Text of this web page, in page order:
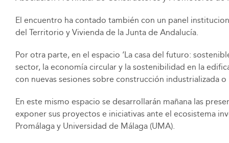
El encuentro ha contado también con un panel
del Territorio y Vivienda de la Junta de Andalucía.
Por otra parte, en el espacio ‘La casa del futuro:
sector, la economía circular y la sostenibilidad en la
con nuevas sesiones sobre construcción industrializada
En este mismo espacio se desarrollarán mañana las
exponer sus proyectos e iniciativas ante el ecosistema
Promálaga y Universidad de Málaga (UMA).